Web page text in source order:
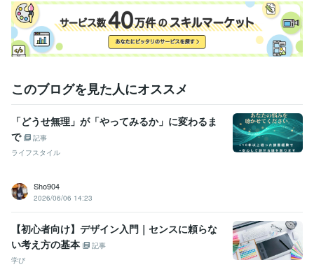
このブログを見た人にオススメ
「どうせ無理」が「やってみるか」に変わるま
で
記事
ライフスタイル
Sho904
2026/06/06 14:23
【初心者向け】デザイン入門｜センスに頼らな
い考え方の基本
記事
学び